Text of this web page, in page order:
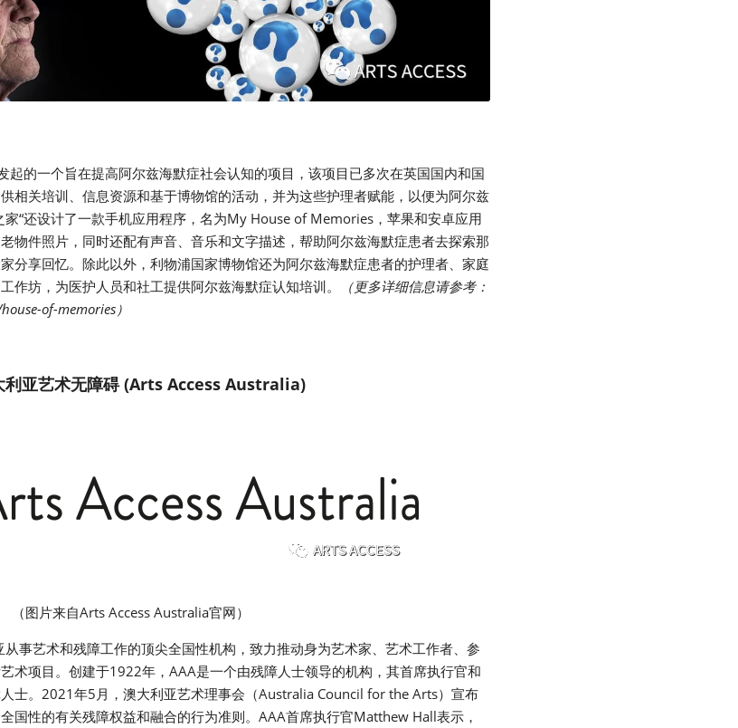
起的一个旨在提高阿尔兹海默症社会认知的项目，该项目已多次在英国国内和国
相关培训、信息资源和基于博物馆的活动，并为这些护理者赋能，以便为阿尔兹
“还设计了一款手机应用程序，名为My House of Memories，苹果和安卓应用
物件照片，同时还配有声音、音乐和文字描述，帮助阿尔兹海默症患者去探索那
分享回忆。除此以外，利物浦国家博物馆还为阿尔兹海默症患者的护理者、家庭
作坊，为医护人员和社工提供阿尔兹海默症认知培训。
（更多详细信息请参考：
of-memories）
利亚艺术无障碍 (Arts Access Australia)
（图片来自Arts Access Australia官网）
事艺术和残障工作的顶尖全国性机构，致力推动身为艺术家、艺术工作者、参
术项目。创建于1922年，AAA是一个由残障人士领导的机构，其首席执行官和
士。2021年5月，澳大利亚艺术理事会（Australia Council for the Arts）宣布
国性的有关残障权益和融合的行为准则。AAA首席执行官Matthew Hall表示，